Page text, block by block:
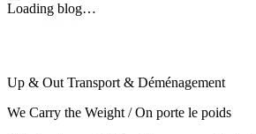
Loading blog…
Up & Out Transport & Déménagement
We Carry the Weight / On porte le poids